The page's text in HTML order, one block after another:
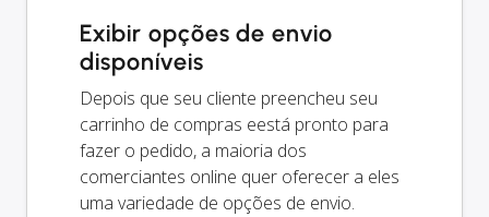
Exibir opções de envio
disponíveis
Depois que seu cliente preencheu seu
carrinho de compras eestá pronto para
fazer o pedido, a maioria dos
comerciantes online quer oferecer a eles
uma variedade de opções de envio.